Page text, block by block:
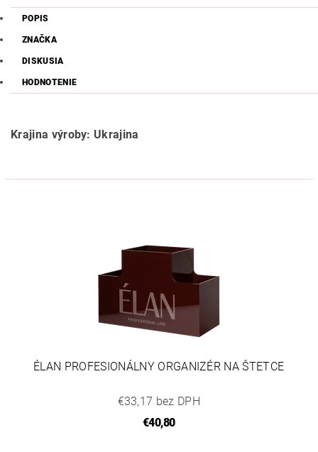
POPIS
ZNAČKA
DISKUSIA
HODNOTENIE
Krajina výroby: Ukrajina
ÉLAN PROFESIONÁLNY ORGANIZÉR NA ŠTETCE
€33,17 bez DPH
€40,80